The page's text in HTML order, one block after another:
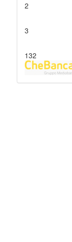
2
3
132